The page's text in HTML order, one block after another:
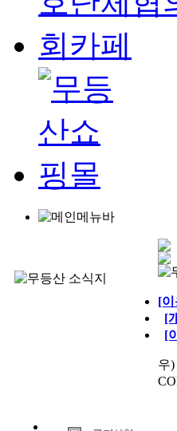
[
[
[
우